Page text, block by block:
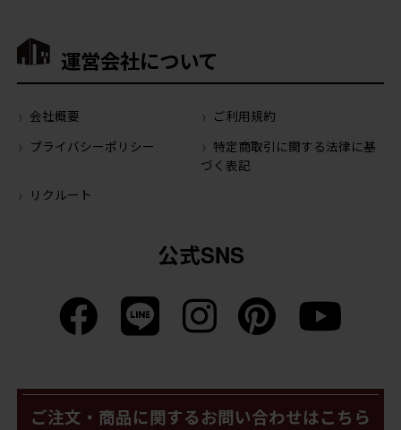
運営会社について
会社概要
ご利用規約
プライバシーポリシー
特定商取引に関する法律に基
づく表記
リクルート
公式SNS
ご注文・商品に関するお問い合わせはこちら